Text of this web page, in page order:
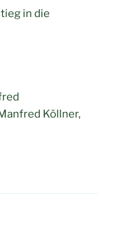
in die
Köllner,